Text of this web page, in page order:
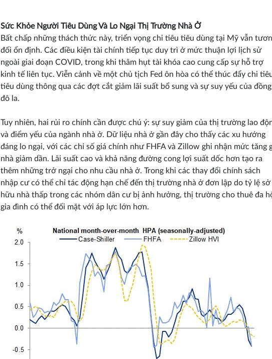
Sức Khỏe Người Tiêu Dùng Và Lo Ngại Thị Trường Nhà Ở
Bất chấp những thách thức này, triển vọng chi tiêu tiêu dùng tại Mỹ vẫn
đối ổn định. Các điều kiện tài chính tiếp tục duy trì ở mức thuận lợi lịch sử
ngoài giai đoạn COVID, trong khi thâm hụt tài khóa cao cung cấp sự hỗ trợ
kinh tế liên tục. Viễn cảnh về một chủ tịch Fed ôn hòa có thể thúc đẩy chi
tiêu dùng thông qua các đợt cắt giảm lãi suất bổ sung và sự suy yếu của đồng
đô la.
Tuy nhiên, hai rủi ro chính cần được chú ý: sự suy giảm của thị trường lao
và điểm yếu của ngành nhà ở. Dữ liệu nhà ở gần đây cho thấy các xu hướng
đáng lo ngại, với các chỉ số giá chính như FHFA và Zillow ghi nhận mức tăng
nhà giảm dần. Lãi suất cao và khả năng đường cong lợi suất dốc hơn tạo ra
thêm những trở ngại cho nhu cầu nhà ở. Trong khi các thay đổi chính sách
nhập cư có thể chỉ tác động hạn chế đến thị trường nhà ở đơn lập do tỷ lệ sở
hữu nhà thấp trong các nhóm dân cư bị ảnh hưởng, thị trường cho thuê đa
gia đình có thể đối mặt với áp lực lớn hơn.